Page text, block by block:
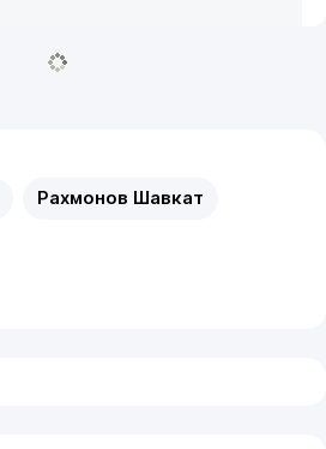
Рахмонов Шавкат